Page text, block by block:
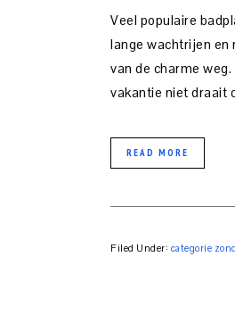
Veel populaire
lange wachtrijen en
van de charme
vakantie niet draait
READ MORE
Filed Under: categorie